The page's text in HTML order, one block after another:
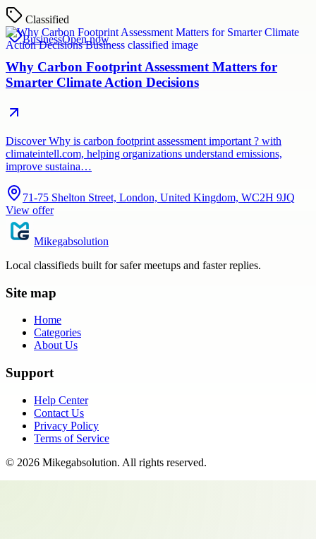
Classified
BusinessOpen now
Why Carbon Footprint Assessment Matters for
Smarter Climate Action Decisions
Discover Why is carbon footprint assessment important ? with
climateintell.com, helping organizations understand emissions,
improve sustaina…
71-75 Shelton Street, London, United Kingdom, WC2H 9JQ
View offer
Mikegabsolution
Local classifieds built for safer meetups and faster replies.
Site map
Home
Categories
About Us
Support
Help Center
Contact Us
Privacy Policy
Terms of Service
© 2026 Mikegabsolution. All rights reserved.